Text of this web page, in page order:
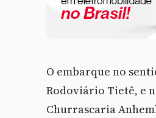
O embarque no
Rodoviário Tietê, e
Churrascaria